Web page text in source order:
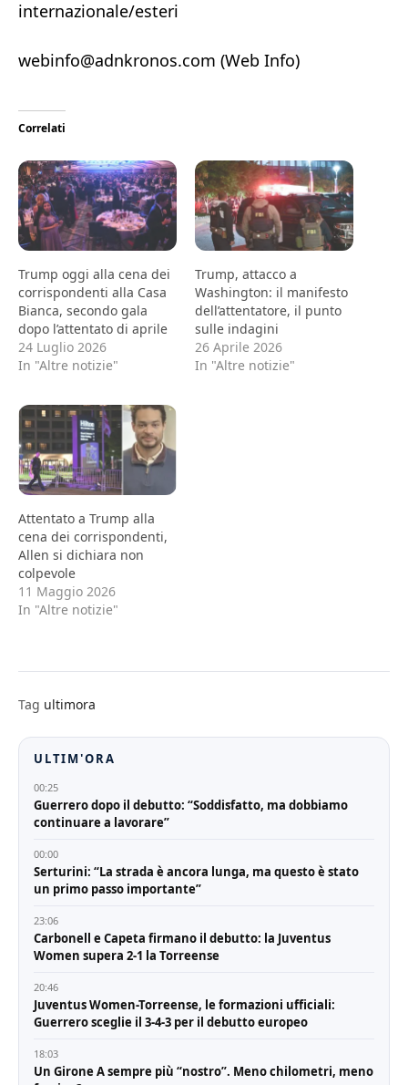
internazionale/esteri
webinfo@adnkronos.com (Web Info)
Correlati
Trump oggi alla cena dei
corrispondenti alla Casa
Bianca, secondo gala
dopo l’attentato di aprile
24 Luglio 2026
In "Altre notizie"
Trump, attacco a
Washington: il manifesto
dell’attentatore, il punto
sulle indagini
26 Aprile 2026
In "Altre notizie"
Attentato a Trump alla
cena dei corrispondenti,
Allen si dichiara non
colpevole
11 Maggio 2026
In "Altre notizie"
Tag ultimora
ULTIM'ORA
00:25
Guerrero dopo il debutto: “Soddisfatto, ma dobbiamo
continuare a lavorare”
00:00
Serturini: “La strada è ancora lunga, ma questo è stato
un primo passo importante”
23:06
Carbonell e Capeta firmano il debutto: la Juventus
Women supera 2-1 la Torreense
20:46
Juventus Women-Torreense, le formazioni ufficiali:
Guerrero sceglie il 3-4-3 per il debutto europeo
18:03
Un Girone A sempre più “nostro”. Meno chilometri, meno